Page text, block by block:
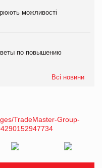
можливості
по повышению
Всі новини